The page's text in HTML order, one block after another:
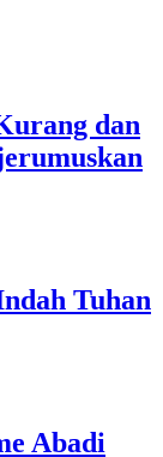
dan
Tuhan
Abadi